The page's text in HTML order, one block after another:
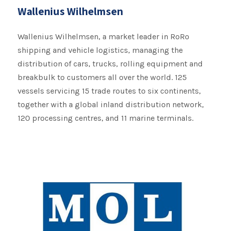
Wallenius Wilhelmsen
Wallenius Wilhelmsen, a market leader in RoRo
shipping and vehicle logistics, managing the
distribution of cars, trucks, rolling equipment and
breakbulk to customers all over the world. 125
vessels servicing 15 trade routes to six continents,
together with a global inland distribution network,
120 processing centres, and 11 marine terminals.